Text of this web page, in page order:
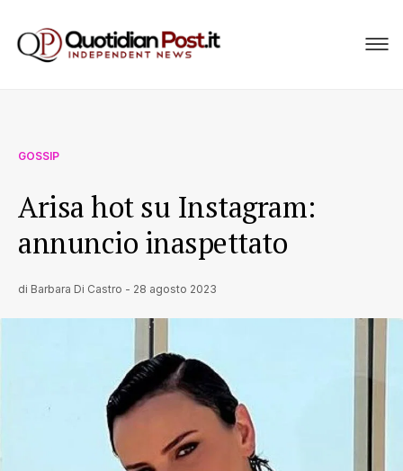
GOSSIP
Arisa hot su Instagram:
annuncio inaspettato
di Barbara Di Castro - 28 agosto 2023